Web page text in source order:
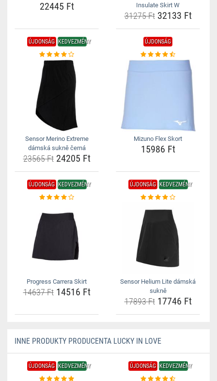
22445 Ft
Insulate Skirt W
31275 Ft32133 Ft
ÚJDONSÁG KEDVEZMÉNY
Sensor Merino Extreme
dámská sukně černá
23565 Ft24205 Ft
ÚJDONSÁG
Mizuno Flex Skort
15986 Ft
ÚJDONSÁG KEDVEZMÉNY
Progress Carrera Skirt
14637 Ft14516 Ft
ÚJDONSÁG KEDVEZMÉNY
Sensor Helium Lite dámská
sukně
17893 Ft17746 Ft
INNE PRODUKTY PRODUCENTA LUCKY IN LOVE
ÚJDONSÁG KEDVEZMÉNY ÚJDONSÁG KEDVEZMÉNY